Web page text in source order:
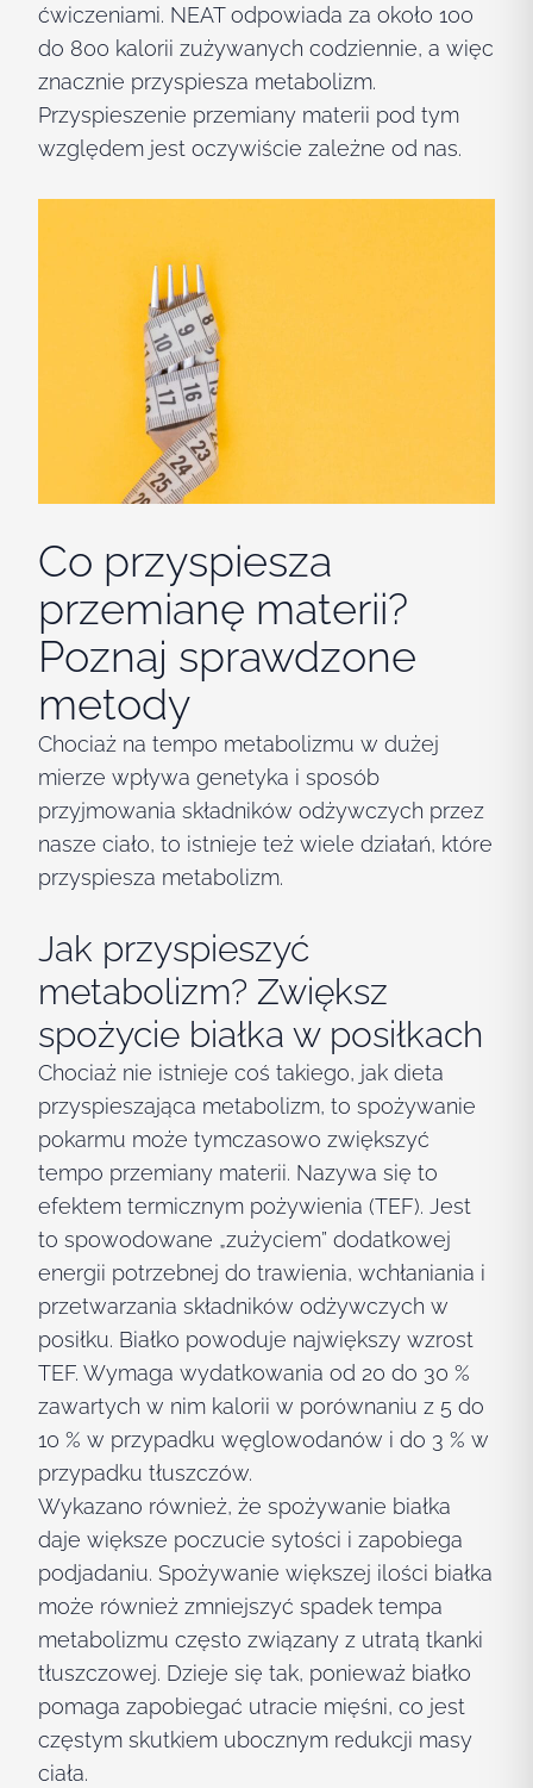
ćwiczeniami. NEAT odpowiada za około 100
do 800 kalorii zużywanych codziennie, a więc
znacznie przyspiesza metabolizm.
Przyspieszenie przemiany materii pod tym
względem jest oczywiście zależne od nas.
Co przyspiesza
przemianę materii?
Poznaj sprawdzone
metody
Chociaż na tempo metabolizmu w dużej
mierze wpływa genetyka i sposób
przyjmowania składników odżywczych przez
nasze ciało, to istnieje też wiele działań, które
przyspiesza metabolizm.
Jak przyspieszyć
metabolizm? Zwiększ
spożycie białka w posiłkach
Chociaż nie istnieje coś takiego, jak dieta
przyspieszająca metabolizm, to spożywanie
pokarmu może tymczasowo zwiększyć
tempo przemiany materii. Nazywa się to
efektem termicznym pożywienia (TEF). Jest
to spowodowane „zużyciem” dodatkowej
energii potrzebnej do trawienia, wchłaniania i
przetwarzania składników odżywczych w
posiłku. Białko powoduje największy wzrost
TEF. Wymaga wydatkowania od 20 do 30 %
zawartych w nim kalorii w porównaniu z 5 do
10 % w przypadku węglowodanów i do 3 % w
przypadku tłuszczów.
Wykazano również, że spożywanie białka
daje większe poczucie sytości i zapobiega
podjadaniu. Spożywanie większej ilości białka
może również zmniejszyć spadek tempa
metabolizmu często związany z utratą tkanki
tłuszczowej. Dzieje się tak, ponieważ białko
pomaga zapobiegać utracie mięśni, co jest
częstym skutkiem ubocznym redukcji masy
ciała.